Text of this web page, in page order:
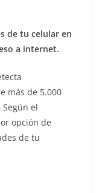
de tu celular en
a internet.
más de 5.000
el
opción de
de tu